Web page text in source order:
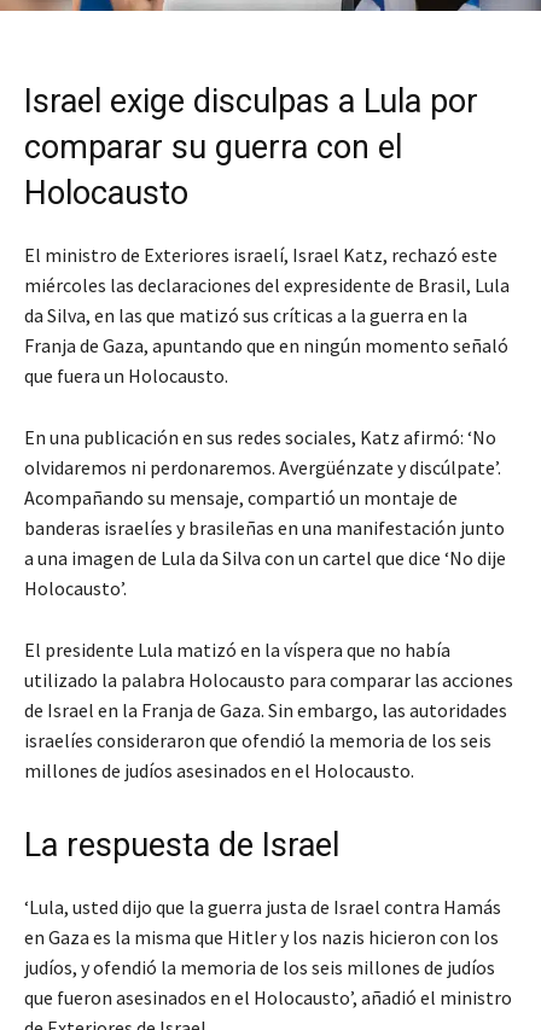
Israel exige disculpas a Lula por
comparar su guerra con el
Holocausto
El ministro de Exteriores israelí, Israel Katz, rechazó este
miércoles las declaraciones del expresidente de Brasil, Lula
da Silva, en las que matizó sus críticas a la guerra en la
Franja de Gaza, apuntando que en ningún momento señaló
que fuera un Holocausto.
En una publicación en sus redes sociales, Katz afirmó: ‘No
olvidaremos ni perdonaremos. Avergüénzate y discúlpate’.
Acompañando su mensaje, compartió un montaje de
banderas israelíes y brasileñas en una manifestación junto
a una imagen de Lula da Silva con un cartel que dice ‘No dije
Holocausto’.
El presidente Lula matizó en la víspera que no había
utilizado la palabra Holocausto para comparar las acciones
de Israel en la Franja de Gaza. Sin embargo, las autoridades
israelíes consideraron que ofendió la memoria de los seis
millones de judíos asesinados en el Holocausto.
La respuesta de Israel
‘Lula, usted dijo que la guerra justa de Israel contra Hamás
en Gaza es la misma que Hitler y los nazis hicieron con los
judíos, y ofendió la memoria de los seis millones de judíos
que fueron asesinados en el Holocausto’, añadió el ministro